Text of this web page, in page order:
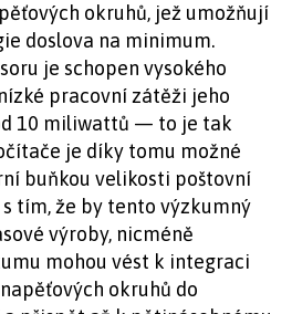
okruhů, jež umožňují
doslova na minimum.
je schopen vysokého
pracovní zátěži jeho
10 miliwattů — to je tak
je díky tomu možné
buňkou velikosti poštovní
tím, že by tento výzkumný
výroby, nicméně
mohou vést k integraci
okruhů do